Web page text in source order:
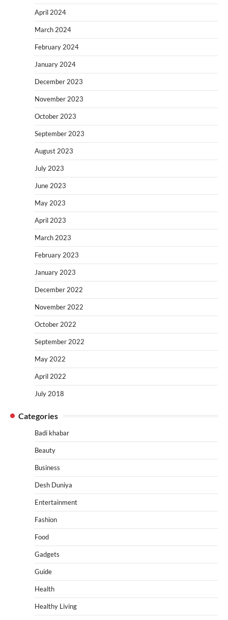
April 2024
March 2024
February 2024
January 2024
December 2023
November 2023
October 2023
September 2023
August 2023
July 2023
June 2023
May 2023
April 2023
March 2023
February 2023
January 2023
December 2022
November 2022
October 2022
September 2022
May 2022
April 2022
July 2018
Categories
Badi khabar
Beauty
Business
Desh Duniya
Entertainment
Fashion
Food
Gadgets
Guide
Health
Healthy Living